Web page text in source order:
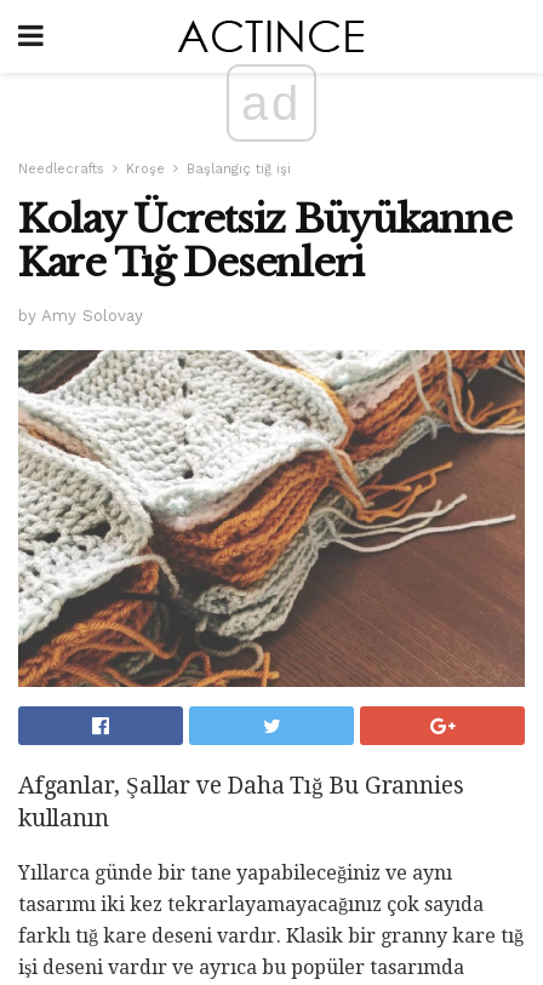
ad
Needlecrafts Kroşe Başlangıç ​​tığ işi
Kolay Ücretsiz Büyükanne
Kare Tığ Desenleri
by Amy Solovay
Afganlar, Şallar ve Daha Tığ Bu Grannies
kullanın
Yıllarca günde bir tane yapabileceğiniz ve aynı
tasarımı iki kez tekrarlayamayacağınız çok sayıda
farklı tığ kare deseni vardır. Klasik bir granny kare tığ
işi deseni vardır ve ayrıca bu popüler tasarımda